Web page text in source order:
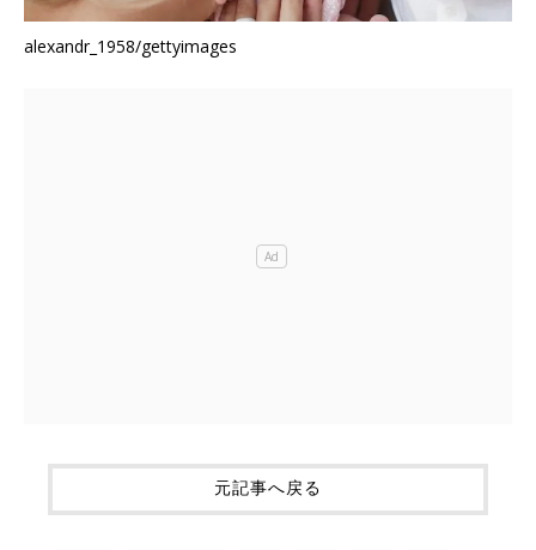
alexandr_1958/gettyimages
元記事へ戻る